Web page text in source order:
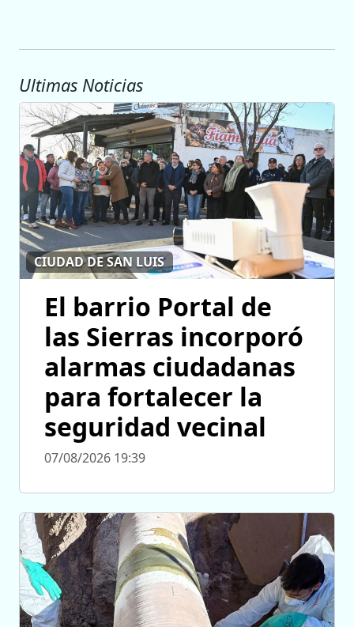
Ultimas Noticias
CIUDAD DE SAN LUIS
El barrio Portal de
las Sierras incorporó
alarmas ciudadanas
para fortalecer la
seguridad vecinal
07/08/2026 19:39